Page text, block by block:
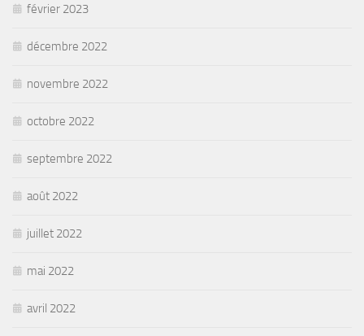
février 2023
décembre 2022
novembre 2022
octobre 2022
septembre 2022
août 2022
juillet 2022
mai 2022
avril 2022